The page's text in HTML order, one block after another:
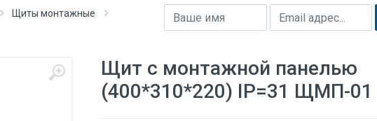
Щиты монтажные
Имя
E-mail адрес
Щит с монтажной панелью
(400*310*220) IP=31 ЩМП-01